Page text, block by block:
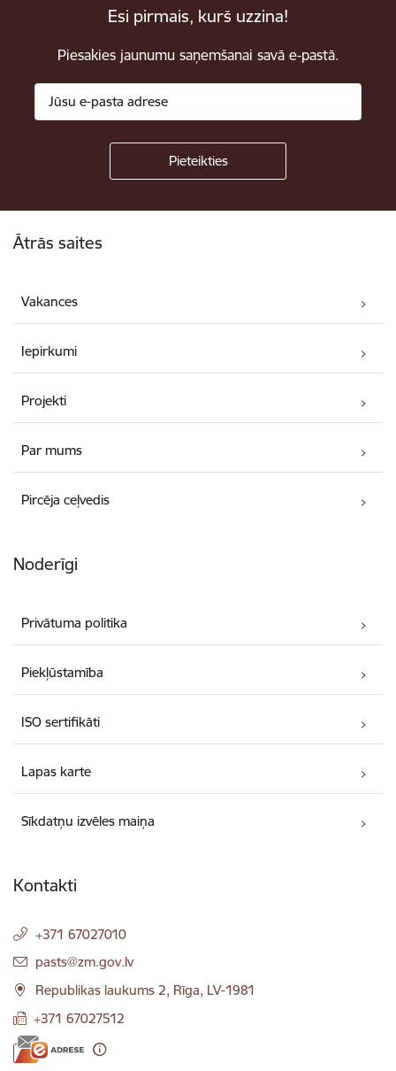
Esi pirmais, kurš uzzina!
Piesakies jaunumu saņemšanai savā e-pastā.
Ātrās saites
Vakances
Iepirkumi
Projekti
Par mums
Pircēja ceļvedis
Noderīgi
Privātuma politika
Piekļūstamība
ISO sertifikāti
Lapas karte
Sīkdatņu izvēles maiņa
Kontakti
+371 67027010
E-pasts:
pasts@zm.gov.lv
Republikas laukums 2, Rīga, LV-1981
+371 67027512